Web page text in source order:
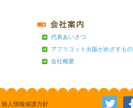
代表あいさつ
アプリコット出版がめざすもの
会社概要
個人情報保護方針